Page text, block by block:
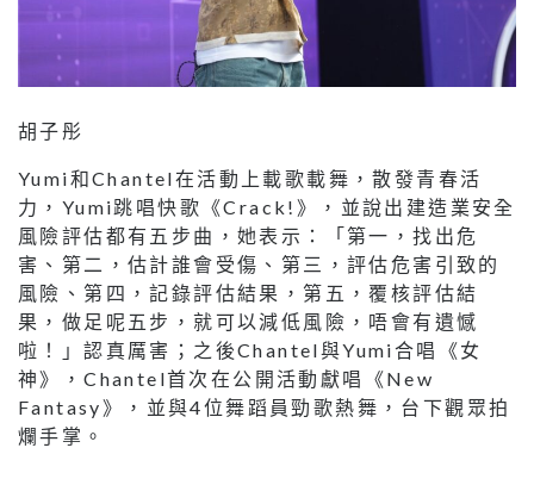
胡子彤
Yumi和Chantel在活動上載歌載舞，散發青春活
力，Yumi跳唱快歌《Crack!》，並說出建造業安全
風險評估都有五步曲，她表示：「第一，找出危
害、第二，估計誰會受傷、第三，評估危害引致的
風險、第四，記錄評估結果，第五，覆核評估結
果，做足呢五步，就可以減低風險，唔會有遺憾
啦！」認真厲害；之後Chantel與Yumi合唱《女
神》，Chantel首次在公開活動獻唱《New
Fantasy》，並與4位舞蹈員勁歌熱舞，台下觀眾拍
爛手掌。